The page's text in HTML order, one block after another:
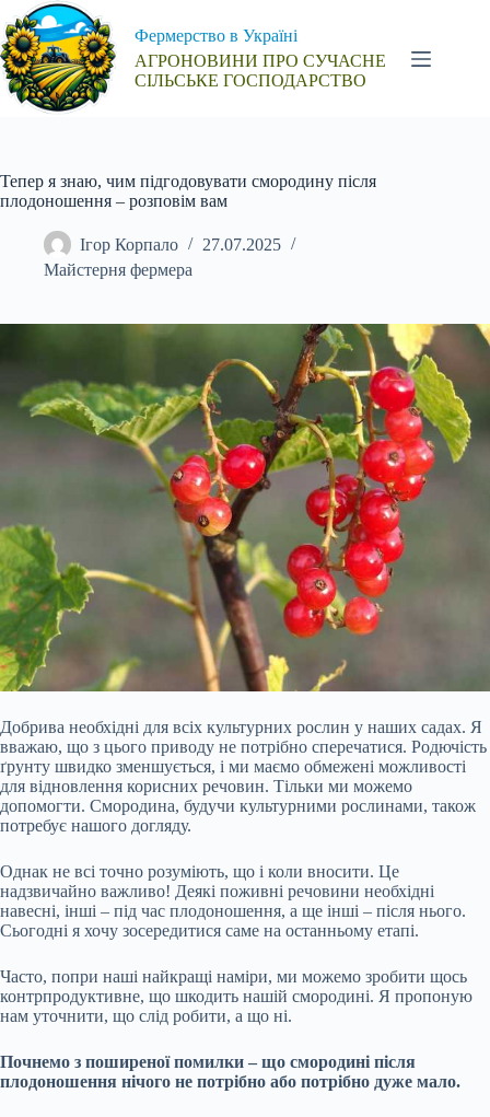
Перейти
до
вмісту
Фермерство в Україні
АГРОНОВИНИ ПРО СУЧАСНЕ
СІЛЬСЬКЕ ГОСПОДАРСТВО
Тепер я знаю, чим підгодовувати смородину після
плодоношення – розповім вам
Ігор Корпало
27.07.2025
Майстерня фермера
Добрива необхідні для всіх культурних рослин у наших садах. Я
вважаю, що з цього приводу не потрібно сперечатися. Родючість
ґрунту швидко зменшується, і ми маємо обмежені можливості
для відновлення корисних речовин. Тільки ми можемо
допомогти. Смородина, будучи культурними рослинами, також
потребує нашого догляду.
Однак не всі точно розуміють, що і коли вносити. Це
надзвичайно важливо! Деякі поживні речовини необхідні
навесні, інші – під час плодоношення, а ще інші – після нього.
Сьогодні я хочу зосередитися саме на останньому етапі.
Часто, попри наші найкращі наміри, ми можемо зробити щось
контрпродуктивне, що шкодить нашій смородині. Я пропоную
нам уточнити, що слід робити, а що ні.
Почнемо з поширеної помилки – що смородині після
плодоношення нічого не потрібно або потрібно дуже мало.